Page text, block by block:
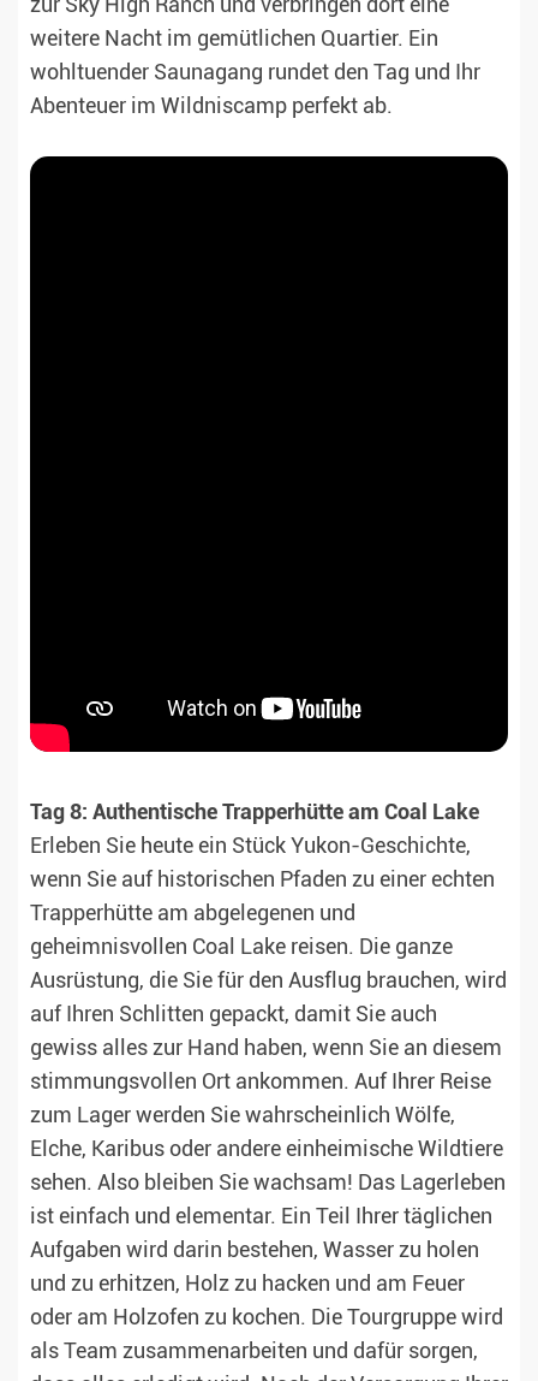
zur Sky High Ranch und verbringen dort eine
weitere Nacht im gemütlichen Quartier. Ein
wohltuender Saunagang rundet den Tag und Ihr
Abenteuer im Wildniscamp perfekt ab.
Tag 8: Authentische Trapperhütte am Coal Lake
Erleben Sie heute ein Stück Yukon-Geschichte,
wenn Sie auf historischen Pfaden zu einer echten
Trapperhütte am abgelegenen und
geheimnisvollen Coal Lake reisen. Die ganze
Ausrüstung, die Sie für den Ausflug brauchen, wird
auf Ihren Schlitten gepackt, damit Sie auch
gewiss alles zur Hand haben, wenn Sie an diesem
stimmungsvollen Ort ankommen. Auf Ihrer Reise
zum Lager werden Sie wahrscheinlich Wölfe,
Elche, Karibus oder andere einheimische Wildtiere
sehen. Also bleiben Sie wachsam! Das Lagerleben
ist einfach und elementar. Ein Teil Ihrer täglichen
Aufgaben wird darin bestehen, Wasser zu holen
und zu erhitzen, Holz zu hacken und am Feuer
oder am Holzofen zu kochen. Die Tourgruppe wird
als Team zusammenarbeiten und dafür sorgen,